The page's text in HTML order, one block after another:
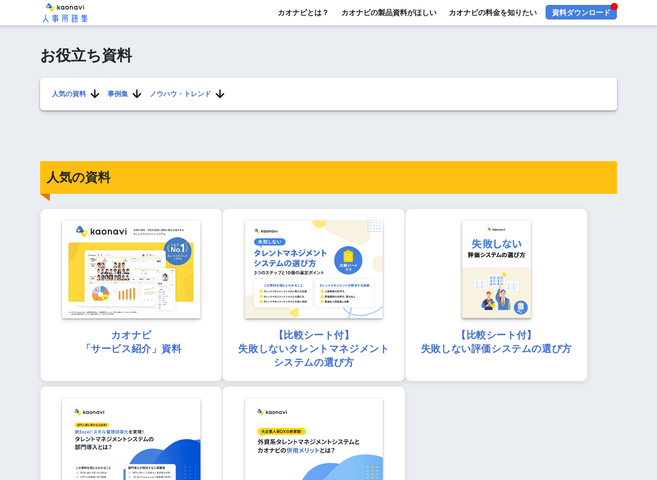
カオナビとは？ カオナビの製品資料がほしい カオナビの料金を知りたい 資料ダウンロード
お役立ち資料
人気の資料 事例集 ノウハウ・トレンド
人気の資料
カオナビ
「サービス紹介」資料
【比較シート付】
失敗しないタレントマネジメント
システムの選び方
【比較シート付】
失敗しない評価システムの選び方